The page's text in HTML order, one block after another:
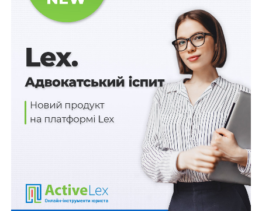
НАСТУПНА
П’ятнадцять діб за сексуальне домагання
Україна приєднується до роумінгової зони ЄС